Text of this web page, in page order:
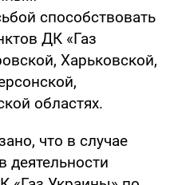
способствовать
ДК «Газ
Харьковской,
областях.
что в случае
деятельности